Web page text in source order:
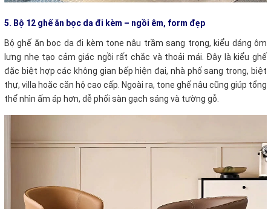
5. Bộ 12 ghế ăn bọc da đi kèm – ngồi êm, form đẹp
Bộ ghế ăn bọc da đi kèm tone nâu trầm sang trọng, kiểu dáng ôm
lưng nhẹ tạo cảm giác ngồi rất chắc và thoải mái. Đây là kiểu ghế
đặc biệt hợp các không gian bếp hiện đại, nhà phố sang trọng, biệt
thự, villa hoặc căn hộ cao cấp. Ngoài ra, tone ghế nâu cũng giúp tổng
thể nhìn ấm áp hơn, dễ phối sàn gạch sáng và tường gỗ.